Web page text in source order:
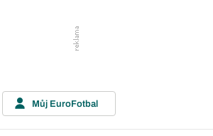
Můj EuroFotbal